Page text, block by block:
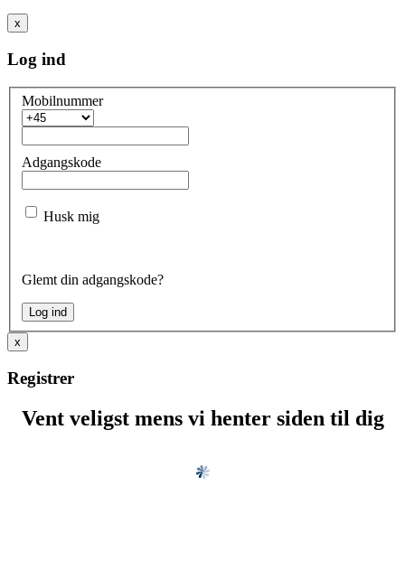
x
Log ind
Mobilnummer
Adgangskode
Husk mig
Glemt din adgangskode?
x
Registrer
Vent veligst mens vi henter siden til dig